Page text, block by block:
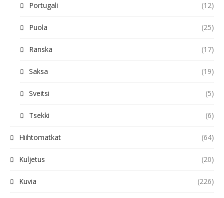
Portugali (12)
Puola (25)
Ranska (17)
Saksa (19)
Sveitsi (5)
Tsekki (6)
Hiihtomatkat (64)
Kuljetus (20)
Kuvia (226)